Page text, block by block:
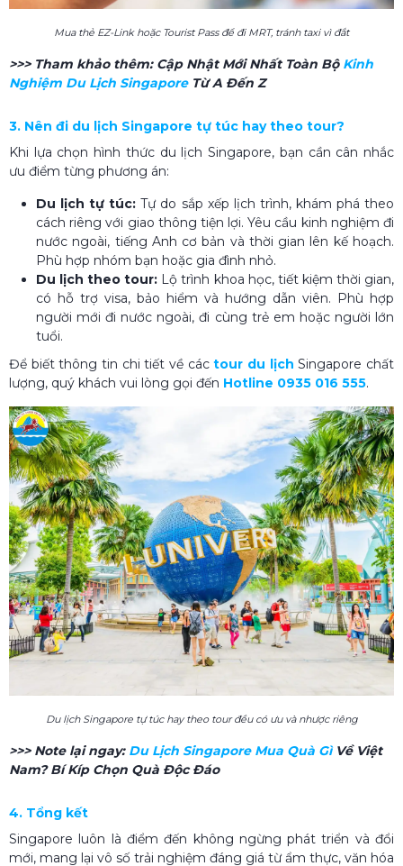
Mua thẻ EZ-Link hoặc Tourist Pass để đi MRT, tránh taxi vì đắt
>>> Tham khảo thêm: Cập Nhật Mới Nhất Toàn Bộ Kinh
Nghiệm Du Lịch Singapore​ Từ A Đến Z
3. Nên đi du lịch Singapore​ tự túc hay theo tour?
Khi lựa chọn hình thức du lịch Singapore, bạn cần cân nhắc
ưu điểm từng phương án:
Du lịch tự túc:Tự do sắp xếp lịch trình, khám phá theo
cách riêng với giao thông tiện lợi. Yêu cầu kinh nghiệm đi
nước ngoài, tiếng Anh cơ bản và thời gian lên kế hoạch.
Phù hợp nhóm bạn hoặc gia đình nhỏ.
Du lịch theo tour: Lộ trình khoa học, tiết kiệm thời gian,
có hỗ trợ visa, bảo hiểm và hướng dẫn viên. Phù hợp
người mới đi nước ngoài, đi cùng trẻ em hoặc người lớn
tuổi.
Để biết thông tin chi tiết về cáctour du lịch Singapore chất
lượng, quý khách vui lòng gọi đến Hotline 0935 016 555.
Du lịch Singapore​ tự túc hay theo tour đều có ưu và nhược riêng
>>> Note lại ngay: Du Lịch Singapore Mua Quà Gì​ Về Việt
Nam? Bí Kíp Chọn Quà Độc Đáo
4. Tổng kết
Singapore luôn là điểm đến không ngừng phát triển và đổi
mới, mang lại vô số trải nghiệm đáng giá từ ẩm thực, văn hóa